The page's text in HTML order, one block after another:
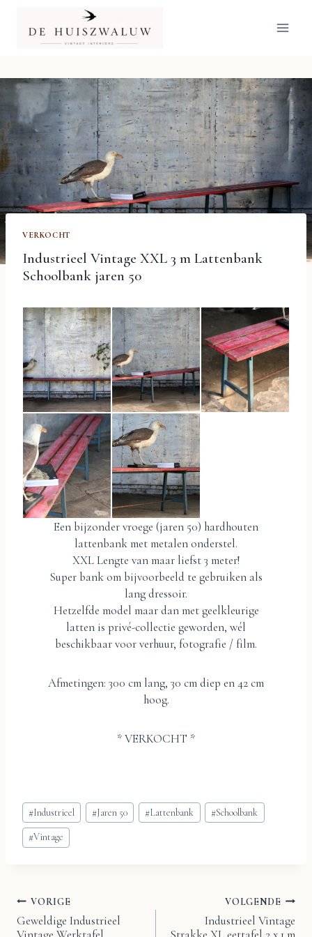
inhoud
VERKOCHT
Industrieel Vintage XXL 3 m Lattenbank
Schoolbank jaren 50
Een bijzonder vroege (jaren 50) hardhouten
lattenbank met metalen onderstel.
XXL Lengte van maar liefst 3 meter!
Super bank om bijvoorbeeld te gebruiken als
lang dressoir.
Hetzelfde model maar dan met geelkleurige
latten is privé-collectie geworden, wél
beschikbaar voor verhuur, fotografie / film.
Afmetingen: 300 cm lang, 30 cm diep en 42 cm
hoog.
* VERKOCHT *
Bericht
tags:
#Industrieel #Jaren 50 #Lattenbank #Schoolbank
#Vintage
Bericht
VORIGE
Geweldige Industrieel
VOLGENDE
Industrieel Vintage